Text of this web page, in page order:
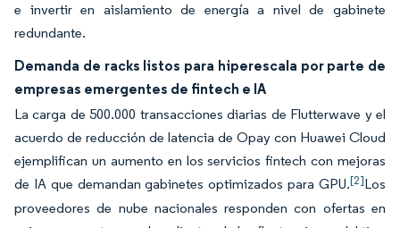
e invertir en aislamiento de energía a nivel de gabinete
redundante.
Demanda de racks listos para hiperescala por parte de
empresas emergentes de fintech e IA
La carga de 500.000 transacciones diarias de Flutterwave y el
acuerdo de reducción de latencia de Opay con Huawei Cloud
ejemplifican un aumento en los servicios fintech con mejoras
de IA que demandan gabinetes optimizados para GPU.[2]Los
proveedores de nube nacionales responden con ofertas en